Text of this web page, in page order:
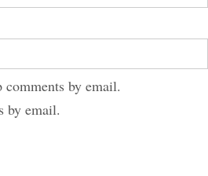
by email.
by email.